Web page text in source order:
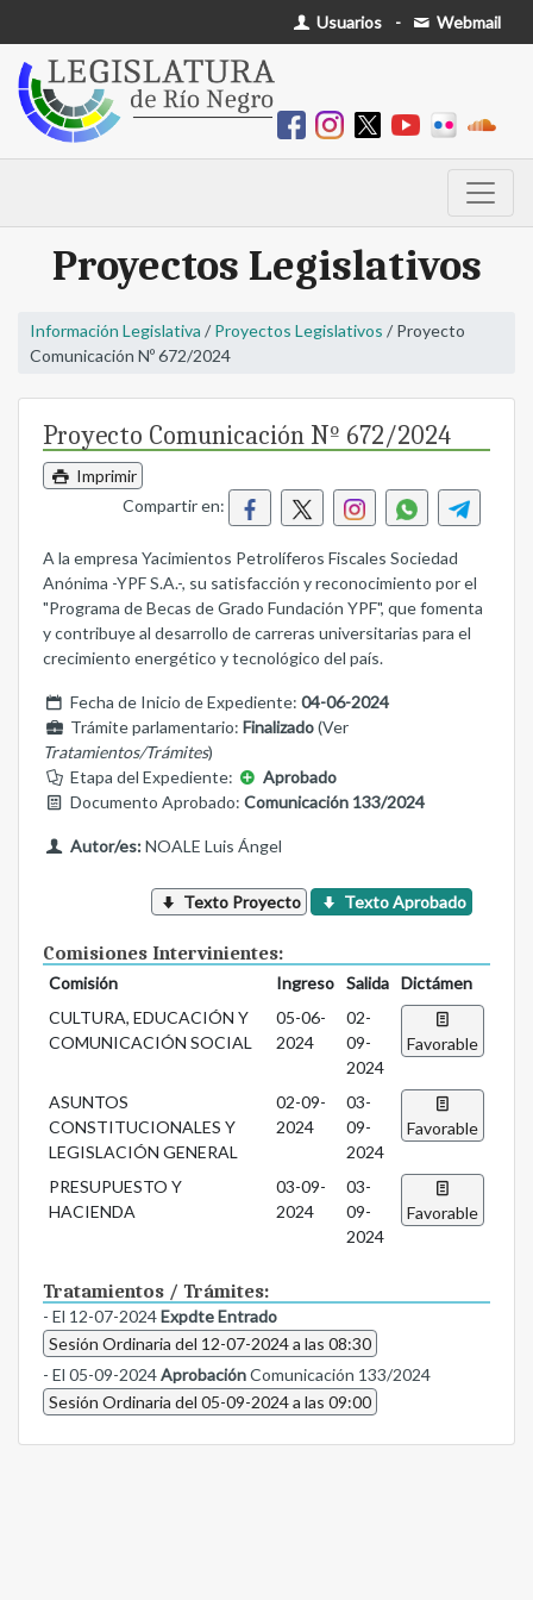
Usuarios - Webmail
Proyectos Legislativos
Información Legislativa / Proyectos Legislativos / Proyecto
Comunicación Nº 672/2024
Proyecto Comunicación Nº 672/2024
Imprimir
Compartir en:
A la empresa Yacimientos Petrolíferos Fiscales Sociedad
Anónima -YPF S.A.-, su satisfacción y reconocimiento por el
"Programa de Becas de Grado Fundación YPF", que fomenta
y contribuye al desarrollo de carreras universitarias para el
crecimiento energético y tecnológico del país.
Fecha de Inicio de Expediente: 04-06-2024
Trámite parlamentario: Finalizado(Ver
Tratamientos/Trámites)
Etapa del Expediente:
Aprobado
Documento Aprobado: Comunicación 133/2024
Autor/es:NOALE Luis Ángel
Texto Proyecto Texto Aprobado
Comisiones Intervinientes:
Comisión Ingreso Salida
Dictámen
CULTURA, EDUCACIÓN Y
COMUNICACIÓN SOCIAL
05-06-
2024
02-
09-
2024
Favorable
ASUNTOS
CONSTITUCIONALES Y
LEGISLACIÓN GENERAL
02-09-
2024
03-
09-
2024
Favorable
PRESUPUESTO Y
HACIENDA
03-09-
2024
03-
09-
2024
Favorable
Tratamientos / Trámites:
- El 12-07-2024Expdte Entrado
Sesión Ordinaria del 12-07-2024 a las 08:30
- El 05-09-2024AprobaciónComunicación 133/2024
Sesión Ordinaria del 05-09-2024 a las 09:00